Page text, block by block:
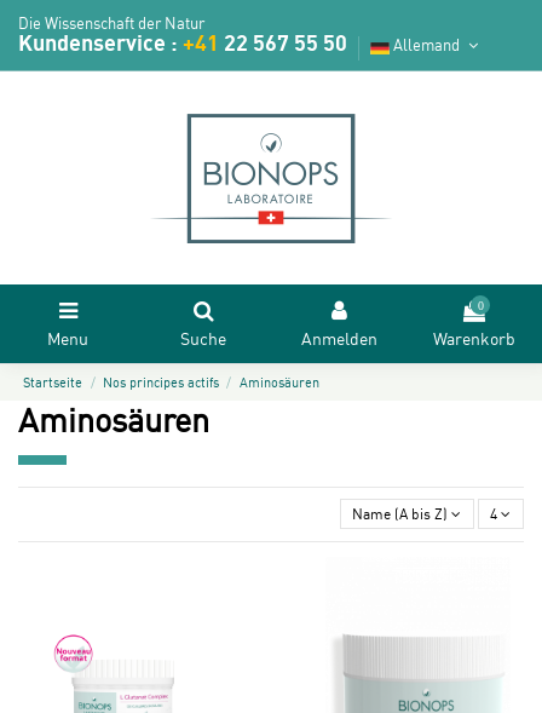
Die Wissenschaft der Natur
Kundenservice : +41 22 567 55 50 Allemand
Menu Suche Anmelden
0
Warenkorb
Startseite Nos principes actifs Aminosäuren
Aminosäuren
Name (A bis Z) 4